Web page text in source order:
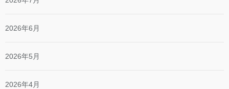
2026年6月
2026年5月
2026年4月